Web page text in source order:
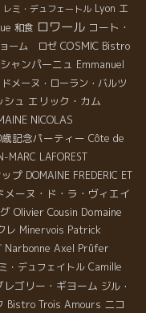
レミ・デュフェートル Lyon エ
和食 ロワール コート・
ーム ロゼ COSMIC Bistro
シャンパーニュ Emmanuel
ドメーヌ・ローラン・バルツ
シュ エリック・カム
NICOLAS
記念パーティー Côte de
MARC LAFOREST
プ DOMAINE FREDERIC ET
メーヌ・ド・ラ・ヴィエイ
Olivier Cousin Domaine
レ Minervois Patrick
Narbonne Axel Prüfer
・デュフェイトル Camille
レゴリー・ギヨーム ジル・
Bistro Trois Amours ニコ